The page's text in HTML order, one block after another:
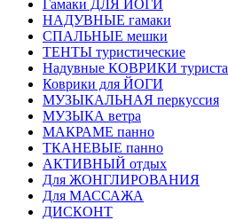
Гамаки ДЛЯ ЙОГИ
НАДУВНЫЕ гамаки
СПАЛЬНЫЕ мешки
ТЕНТЫ туристические
Надувные КОВРИКИ туриста
Коврики для ЙОГИ
МУЗЫКАЛЬНАЯ перкуссия
МУЗЫКА ветра
МАКРАМЕ панно
ТКАНЕВЫЕ панно
АКТИВНЫЙ отдых
Для ЖОНГЛИРОВАНИЯ
Для МАССАЖА
ДИСКОНТ